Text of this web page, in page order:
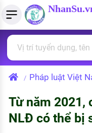
Tìm việc làm
Việc làm ngành luật
Việc làm lương cao
Quản lý CV
Tải CV lên
Tạo CV trực tuyến
Tính lương Gross -
Tính thuế thu nhập
Tính trợ cấp thất
PHÁP LUẬT VIỆT NAM
Văn bản pháp luật
PHÁP LUẬT LAO
Lao động và tiền
/ Pháp luật Việt
Từ năm 2021,
NLĐ có thể bị